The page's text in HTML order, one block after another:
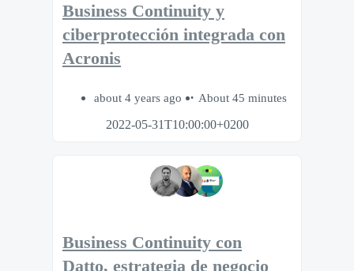
Business Continuity y
ciberprotección integrada con
Acronis
about 4 years ago
About 45 minutes
2022-05-31T10:00:00+0200
Business Continuity con
Datto, estrategia de negocio